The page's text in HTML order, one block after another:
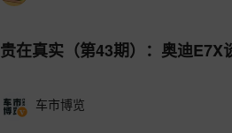
贵在真实（第43期）：奥迪
车市博览